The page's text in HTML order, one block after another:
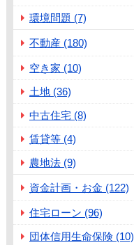
環境問題 (7)
不動産 (180)
空き家 (10)
土地 (36)
中古住宅 (8)
賃貸等 (4)
農地法 (9)
資金計画・お金 (122)
住宅ローン (96)
団体信用生命保険 (10)